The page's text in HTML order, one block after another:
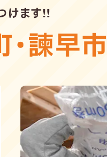
けます!!
・諫早市